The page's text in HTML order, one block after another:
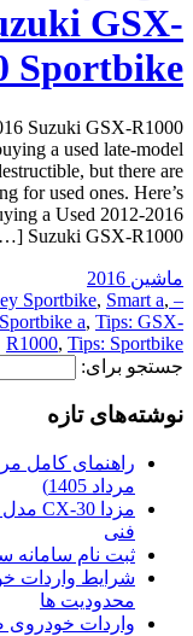
GSX-
Sportbike
Suzuki GSX-R1000
a used late-model
but there are
for used ones. Here’s
a Used 2012-2016
Suzuki GSX-R1000 […]
ماشین 2016
– USED
Sportbike, Smart a,
Sportbike a, Tips: GSX-
R1000, Tips: Sportbike
جستجو برای:
نوشته‌های تازه
مرداد 1405)
فنی
ثبت نام سامانه
شرایط واردات
محدودیت ها
واردات